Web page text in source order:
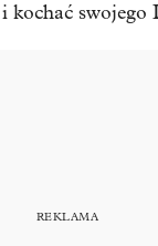
kochać swojego